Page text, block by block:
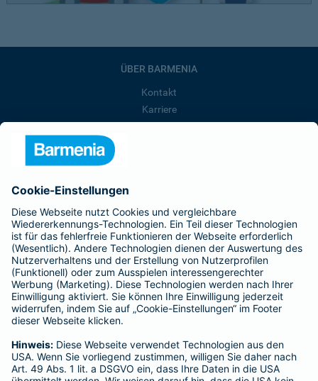
ÜBER BARMENIA
Kontakt
Karriere
Barmenia ist Teil der BarmeniaGothaer
BELIEBTE SEITEN
Kranken-Zusatzversicherung
Tierversicherungen
Haftpflichtversicherung
Hausratversicherung
Adresse ändern
Schaden melden